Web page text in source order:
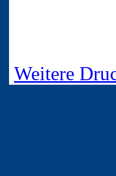
Weitere